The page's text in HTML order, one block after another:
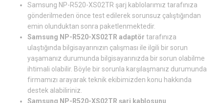
Samsung NP-R520-XS02TR şarj kablolarımız tarafınıza
gönderilmeden önce test edilerek sorunsuz çalıştığından
emin olunduktan sonra paketlenmektedir.
Samsung NP-R520-XS02TR adaptör tarafınıza
ulaştığında bilgisayarınızın çalışması ile ilgili bir sorun
yaşamanız durumunda bilgisayarınızda bir sorun olabilme
ihtimali olabilir. Böyle bir sorunla karşılaşmanız durumunda
firmamızı arayarak teknik ekibimizden konu hakkında
destek alabiliriniz.
Samsung NP-R520-XS02TR şarj kablosunu